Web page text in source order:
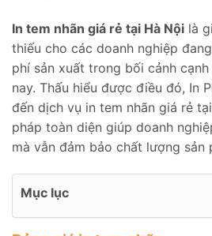
In tem nhãn giá rẻ tại Hà Nội là
thiếu cho các doanh nghiệp
phí sản xuất trong bối cảnh
nay. Thấu hiểu được điều đó, In
đến dịch vụ in tem nhãn giá rẻ
pháp toàn diện giúp doanh
mà vẫn đảm bảo chất lượng sản
Mục lục